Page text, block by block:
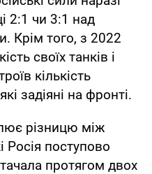
2:1 чи 3:1 над
Крім того, з 2022
своїх танків і
кількість
задіяні на фронті.
різницю між
Росія поступово
протягом двох